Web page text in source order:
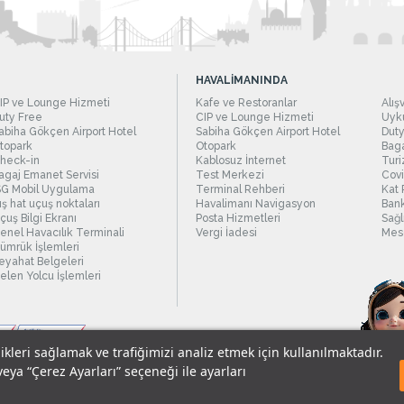
sağlamak ve trafiğimizi analiz etmek için kullanılmaktadır.
“Çerez Ayarları” seçeneği ile ayarları
ve Lounge Hizmeti
Free
Gökçen Airport Hotel
in
Emanet Servisi
Mobil Uygulama
hat uçuş noktaları
Bilgi Ekranı
Havacılık Terminali
İşlemleri
Belgeleri
Yolcu İşlemleri
HAVALİMANINDA
Kafe ve Restoranlar
CIP ve Lounge Hizmeti
Sabiha Gökçen Airport Hotel
Otopark
Kablosuz İnternet
Test Merkezi
Terminal Rehberi
Kat
Havalimanı Navigasyon
Posta Hizmetleri
Vergi İadesi